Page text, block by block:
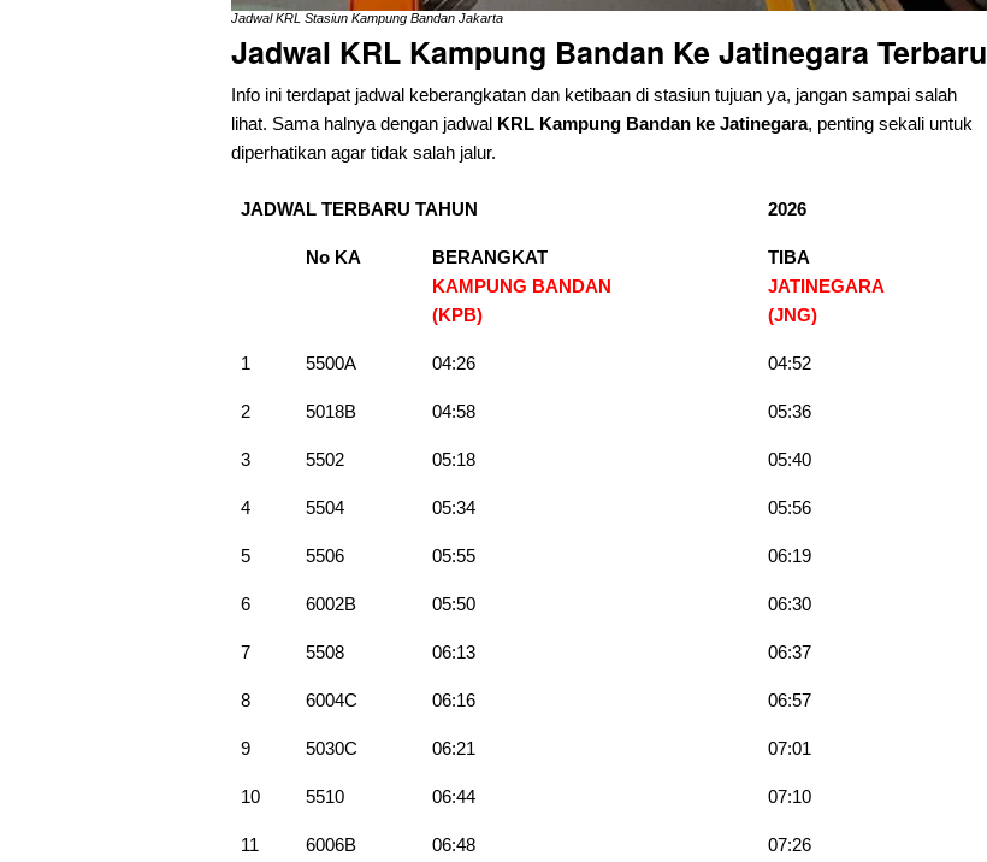
Jadwal KRL Stasiun Kampung Bandan Jakarta
Jadwal KRL Kampung Bandan Ke Jatinegara Terbaru
Info ini terdapat jadwal keberangkatan dan ketibaan di stasiun tujuan ya, jangan sampai salah
lihat. Sama halnya dengan jadwal KRL Kampung Bandan ke Jatinegara, penting sekali untuk
diperhatikan agar tidak salah jalur.
JADWAL TERBARU TAHUN 2026
No KA
BERANGKAT
KAMPUNG BANDAN
(KPB)
TIBA
JATINEGARA
(JNG)
1 5500A 04:26 04:52
2 5018B 04:58 05:36
3 5502 05:18 05:40
4 5504 05:34 05:56
5 5506 05:55 06:19
6 6002B 05:50 06:30
7 5508 06:13 06:37
8 6004C 06:16 06:57
9 5030C 06:21 07:01
10 5510 06:44 07:10
11 6006B 06:48 07:26